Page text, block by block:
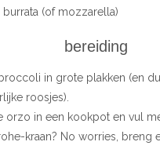
(of mozzarella)
bereiding
in grote plakken (en
roosjes).
orzo in een kookpot en vul
kraan? No worries, breng